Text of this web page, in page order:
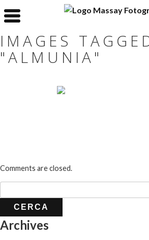
IMAGES
"ALMUNIA"
Comments are closed.
Archives